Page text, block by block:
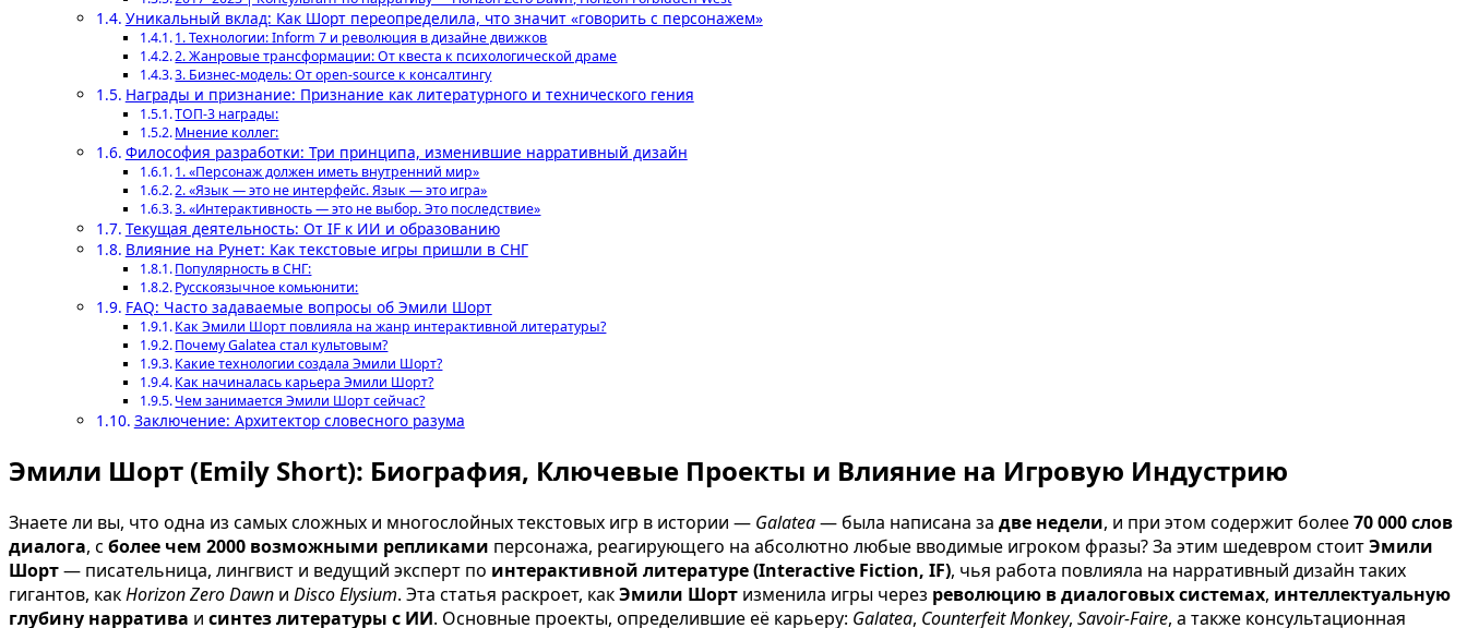
Уникальный вклад: Как Шорт переопределила, что значит «говорить с персонажем»
1. Технологии: Inform 7 и революция в дизайне движков
2. Жанровые трансформации: От квеста к психологической драме
3. Бизнес-модель: От open-source к консалтингу
Награды и признание: Признание как литературного и технического гения
ТОП-3 награды:
Мнение коллег:
Философия разработки: Три принципа, изменившие нарративный дизайн
1. «Персонаж должен иметь внутренний мир»
2. «Язык — это не интерфейс. Язык — это игра»
3. «Интерактивность — это не выбор. Это последствие»
Текущая деятельность: От IF к ИИ и образованию
Влияние на Рунет: Как текстовые игры пришли в СНГ
Популярность в СНГ:
Русскоязычное комьюнити:
FAQ: Часто задаваемые вопросы об Эмили Шорт
Как Эмили Шорт повлияла на жанр интерактивной литературы?
Почему Galatea стал культовым?
Какие технологии создала Эмили Шорт?
Как начиналась карьера Эмили Шорт?
Чем занимается Эмили Шорт сейчас?
Заключение: Архитектор словесного разума
Эмили Шорт (Emily Short): Биография, Ключевые Проекты и Влияние на Игровую Индустрию
Знаете ли вы, что одна из самых сложных и многослойных текстовых игр в истории — Galatea— была написана за две недели, и при этом содержит более70 000 слов
диалога, с более чем 2000 возможными репликами персонажа, реагирующего на абсолютно любые вводимые игроком фразы? За этим шедевром стоитЭмили
Шорт— писательница, лингвист и ведущий эксперт по интерактивной литературе (Interactive Fiction, IF), чья работа повлияла на нарративный дизайн таких
гигантов, какHorizon Zero Dawn и Disco Elysium. Эта статья раскроет, какЭмили Шорт изменила игры через революцию в диалоговых системах, интеллектуальную
глубину нарратива и синтез литературы с ИИ. Основные проекты, определившие её карьеру: Galatea, Counterfeit Monkey, Savoir-Faire, а также консультационная